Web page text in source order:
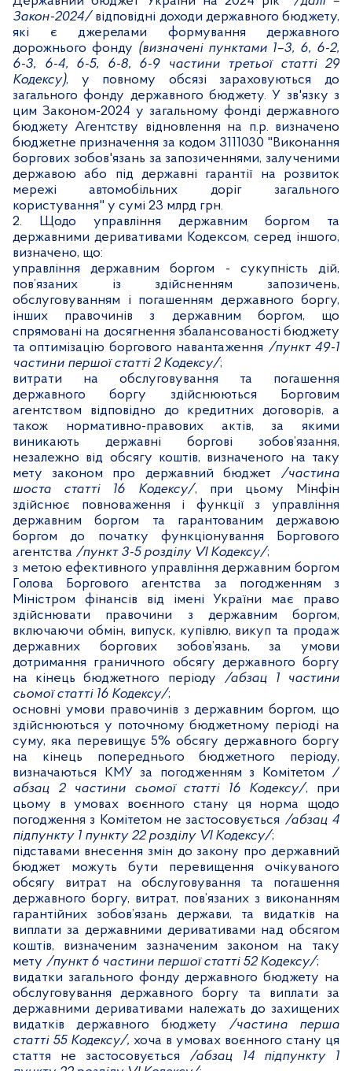
Закон-2024/відповідні доходи державного бюджету,
які є джерелами формування державного
дорожнього фонду (визначені пунктами 1–3, 6, 6-2,
6-3, 6-4, 6-5, 6-8, 6-9 частини третьої статті 29
Кодексу), у повному обсязі зараховуються до
загального фонду державного бюджету. У зв'язку з
цим Законом-2024 у загальному фонді державного
бюджету Агентству відновлення на п.р. визначено
бюджетне призначення за кодом 3111030 "Виконання
боргових зобов'язань за запозиченнями, залученими
державою або під державні гарантії на розвиток
мережі автомобільних доріг загального
користування" у сумі 23 млрд грн.
2. Щодо управління державним боргом та
державними деривативами Кодексом, серед іншого,
визначено, що:
управління державним боргом - сукупність дій,
пов’язаних із здійсненням запозичень,
обслуговуванням і погашенням державного боргу,
інших правочинів з державним боргом, що
спрямовані на досягнення збалансованості бюджету
та оптимізацію боргового навантаження /пункт 49-1
частини першої статті 2 Кодексу/;
витрати на обслуговування та погашення
державного боргу здійснюються Борговим
агентством відповідно до кредитних договорів, а
також нормативно-правових актів, за якими
виникають державні боргові зобов’язання,
незалежно від обсягу коштів, визначеного на таку
мету законом про державний бюджет /частина
шоста статті 16 Кодексу/, при цьому Мінфін
здійснює повноваження і функції з управління
державним боргом та гарантованим державою
боргом до початку функціонування Боргового
агентства /пункт 3-5 розділуVI Кодексу/;
з метою ефективного управління державним боргом
Голова Боргового агентства за погодженням з
Міністром фінансів від імені України має право
здійснювати правочини з державним боргом,
включаючи обмін, випуск, купівлю, викуп та продаж
державних боргових зобов’язань, за умови
дотримання граничного обсягу державного боргу
на кінець бюджетного періоду /абзац 1 частини
сьомої статті 16 Кодексу/;
основні умови правочинів з державним боргом, що
здійснюються у поточному бюджетному періоді на
суму, яка перевищує 5% обсягу державного боргу
на кінець попереднього бюджетного періоду,
визначаються КМУ за погодженням з Комітетом /
абзац 2 частини сьомої статті 16 Кодексу/, при
цьому в умовах воєнного стану ця норма щодо
погодження з Комітетом не застосовується /абзац 4
підпункту 1 пункту 22 розділуVI Кодексу/;
підставами внесення змін до закону про державний
бюджет можуть бути перевищення очікуваного
обсягу витрат на обслуговування та погашення
державного боргу, витрат, пов’язаних з виконанням
гарантійних зобов’язань держави, та видатків на
виплати за державними деривативами над обсягом
коштів, визначеним зазначеним законом на таку
мету /пункт 6 частини першої статті 52 Кодексу/;
видатки загального фонду державного бюджету на
обслуговування державного боргу та виплати за
державними деривативами належать до захищених
видатків державного бюджету /частина перша
статті 55 Кодексу/, хоча в умовах воєнного стану ця
стаття не застосовується /абзац 14 підпункту 1